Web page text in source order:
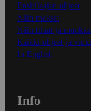
Ensitilaajan ohjeet
Näin maksat
Näin tilaat ja
Kaikki ohjeet ja
In English
Info